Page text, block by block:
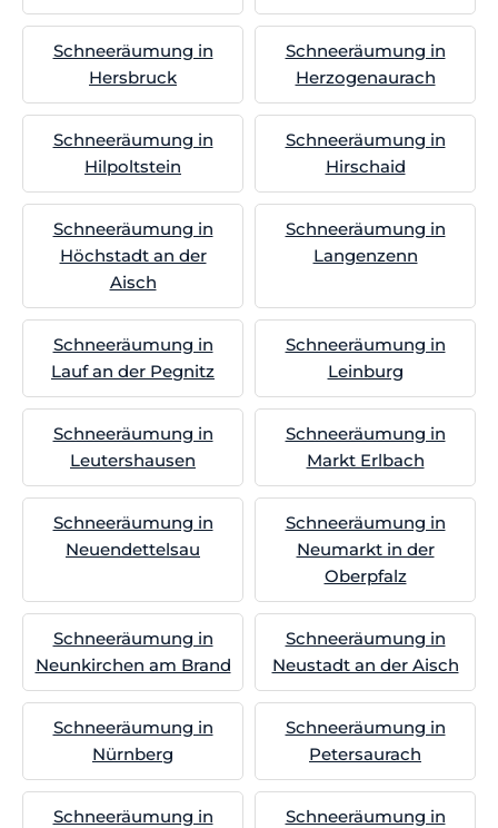
Schneeräumung in
Hersbruck
Schneeräumung in
Herzogenaurach
Schneeräumung in
Hilpoltstein
Schneeräumung in
Hirschaid
Schneeräumung in
Höchstadt an der
Aisch
Schneeräumung in
Langenzenn
Schneeräumung in
Lauf an der Pegnitz
Schneeräumung in
Leinburg
Schneeräumung in
Leutershausen
Schneeräumung in
Markt Erlbach
Schneeräumung in
Neuendettelsau
Schneeräumung in
Neumarkt in der
Oberpfalz
Schneeräumung in
Neunkirchen am Brand
Schneeräumung in
Neustadt an der Aisch
Schneeräumung in
Nürnberg
Schneeräumung in
Petersaurach
Schneeräumung in
Schneeräumung in